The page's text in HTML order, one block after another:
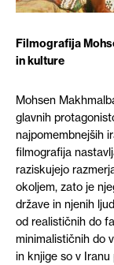
Filmografija
in kulture
Mohsen
glavnih
najpomembnejših
filmografija
raziskujejo
okoljem, zato je
države in njenih
od realističnih do
minimalističnih do
in knjige so v